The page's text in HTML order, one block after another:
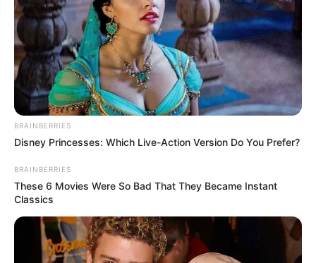
BRAINBERRIES
Disney Princesses: Which Live-Action Version Do You Prefer?
BRAINBERRIES
These 6 Movies Were So Bad That They Became Instant
Classics